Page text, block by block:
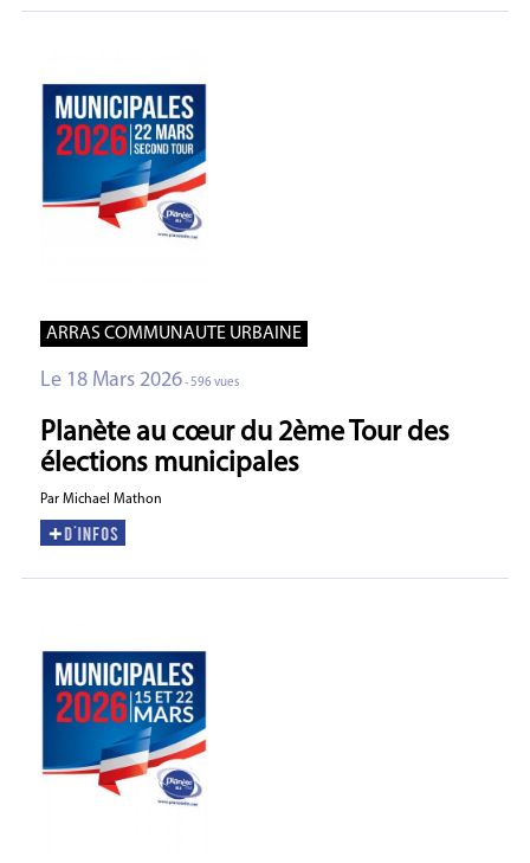
ARRAS COMMUNAUTE URBAINE
Le 18 Mars 2026- 596 vues
Planète au cœur du 2ème Tour des
élections municipales
Par Michael Mathon